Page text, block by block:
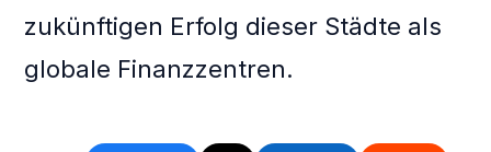
zukünftigen Erfolg dieser Städte als
globale Finanzzentren.